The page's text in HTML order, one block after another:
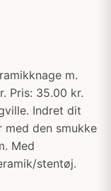
m.
Pris: 35.00 kr.
Indret dit
med den smukke
Med
stentøj.